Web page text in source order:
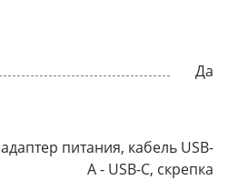
Да
адаптер питания, кабель USB-
A - USB-C, скрепка